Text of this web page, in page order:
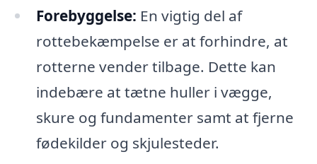
Forebyggelse: En vigtig del af
rottebekæmpelse er at forhindre, at
rotterne vender tilbage. Dette kan
indebære at tætne huller i vægge,
skure og fundamenter samt at fjerne
fødekilder og skjulesteder.